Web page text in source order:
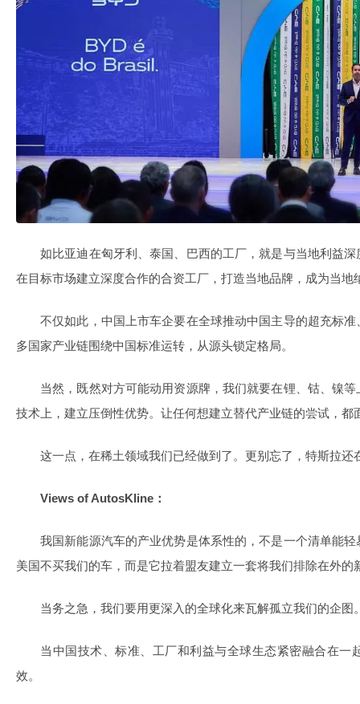
如比亚迪在匈牙利、泰国、巴西的工厂，就是与当地利益
在目标市场建立深度合作的合资工厂，打造当地品牌，成为当地
不仅如此，中国上市车企要在全球推动中国主导的超充标
多国家产业链围绕中国标准运转，从源头锁定格局。
当然，既然对方可能动用资源牌，我们就要在锂、钴、镍
技术上，建立压倒性优势。让任何想建立替代产业链的尝试，都
这一点，在稀土领域我们已经做到了。更别忘了，特斯拉还
Views of AutosKline：
我国新能源汽车的产业优势是体系性的，不是一个清单能
美国不买我们的车，而是它拉着盟友建立一套将我们排除在外的
当务之急，我们要用更深入的全球化来瓦解孤立我们的企图
当中国技术、标准、工厂和利益与全球生态紧密融合在一
效。